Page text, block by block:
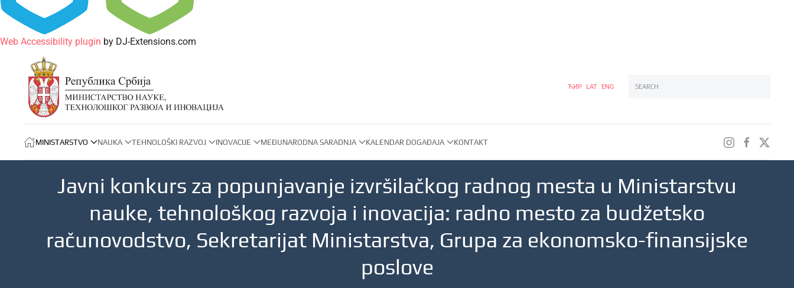
Web Accessibility plugin by DJ-Extensions.com
ЋИР LAT ENG
MINISTARSTVO NAUKA TEHNOLOŠKI RAZVOJ INOVACIJE MEĐUNARODNA SARADNJA KALENDAR DOGAĐAJA KONTAKT
Javni konkurs za popunjavanje izvršilačkog radnog mesta u Ministarstvu
nauke, tehnološkog razvoja i inovacija: radno mesto za budžetsko
računovodstvo, Sekretarijat Ministarstva, Grupa za ekonomsko-finansijske
poslove